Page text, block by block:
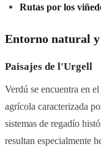
Rutas por los
Entorno natural
Paisajes de l'Urgell
Verdú se encuentra en
agrícola caracterizada
sistemas de regadío
resultan especialmente